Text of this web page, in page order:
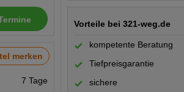
Vorteile bei 321-weg.de
kompetente Beratung
Tiefpreisgarantie
sichere
merken
7 Tage